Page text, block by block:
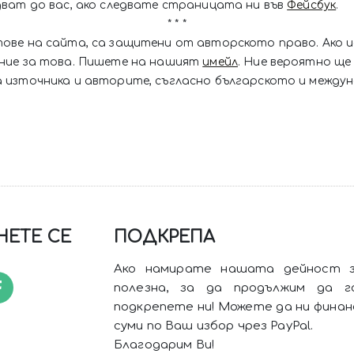
до вас, ако следвате страницата ни във Фейсбук.
* * *
на сайта, са защитени от авторското право. Ако
за това. Пишете на нашиятимейл. Ние вероятно ще
и авторите, съгласно българското и
СЕ ПОДКРЕПА
Ако намирате нашата дейност
полезна, за да продължим да
подкрепете ни! Можете да ни
суми по Ваш избор чрез PayPal.
Благодарим Ви!